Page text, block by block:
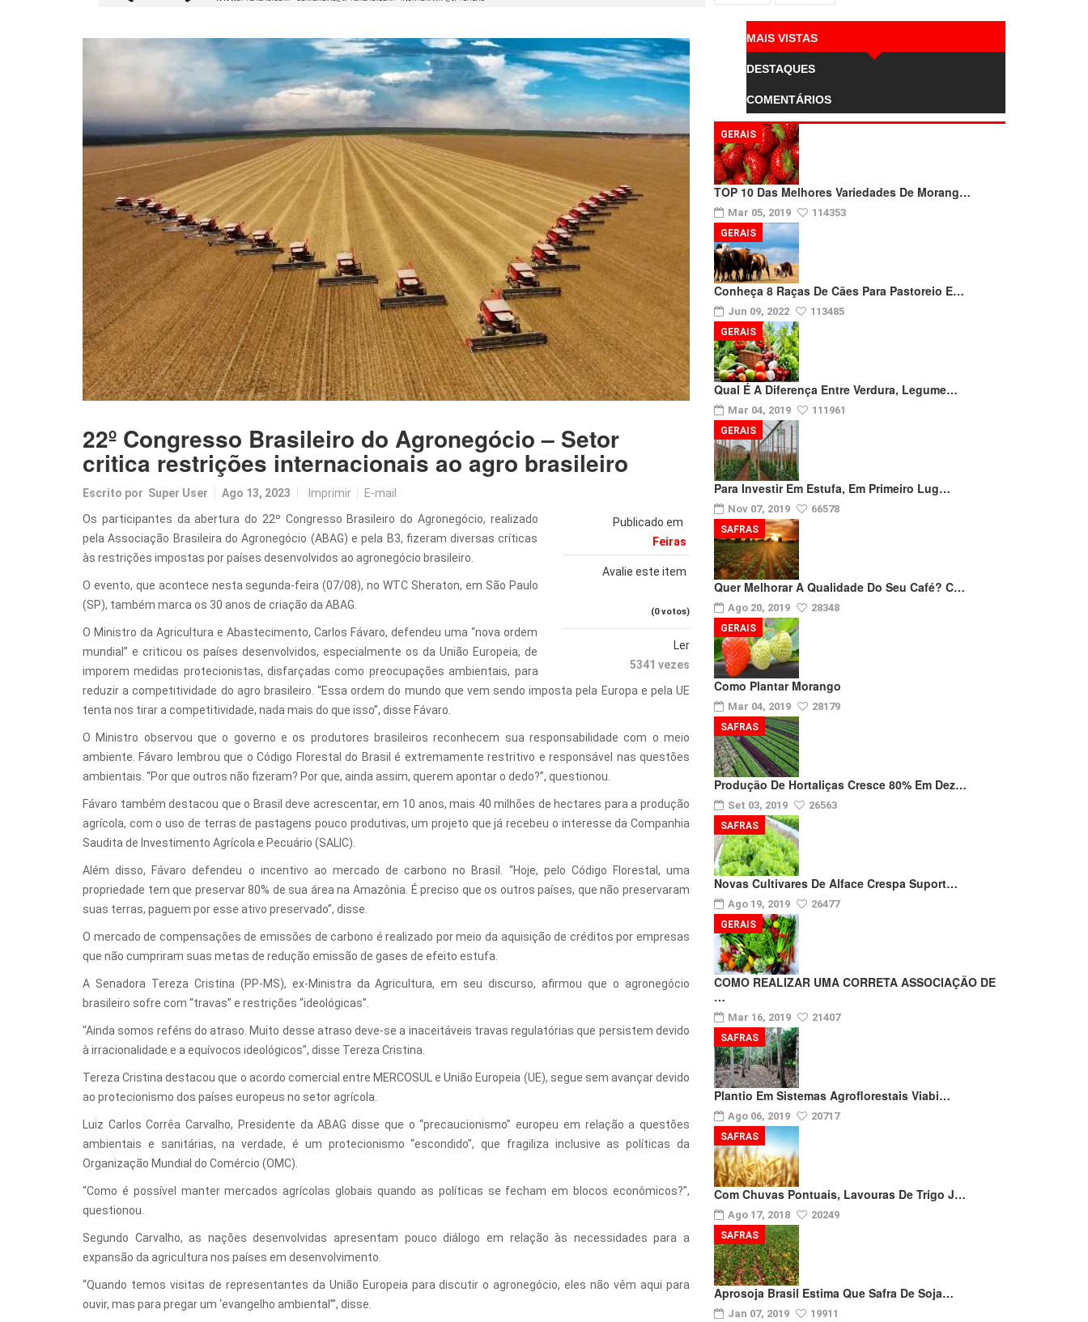
22º Congresso Brasileiro do Agronegócio – Setor
critica restrições internacionais ao agro brasileiro
Escrito por Super User Ago 13, 2023 Imprimir E-mail
Publicado em
Feiras
Avalie este item
(0 votos)
Ler
5341 vezes
Os participantes da abertura do 22º Congresso Brasileiro do Agronegócio, realizado
pela Associação Brasileira do Agronegócio (ABAG) e pela B3, fizeram diversas críticas
às restrições impostas por países desenvolvidos ao agronegócio brasileiro.
O evento, que acontece nesta segunda-feira (07/08), no WTC Sheraton, em São Paulo
(SP), também marca os 30 anos de criação da ABAG.
O Ministro da Agricultura e Abastecimento, Carlos Fávaro, defendeu uma “nova ordem
mundial” e criticou os países desenvolvidos, especialmente os da União Europeia, de
imporem medidas protecionistas, disfarçadas como preocupações ambientais, para
reduzir a competitividade do agro brasileiro. “Essa ordem do mundo que vem sendo imposta pela Europa e pela UE
tenta nos tirar a competitividade, nada mais do que isso”, disse Fávaro.
O Ministro observou que o governo e os produtores brasileiros reconhecem sua responsabilidade com o meio
ambiente. Fávaro lembrou que o Código Florestal do Brasil é extremamente restritivo e responsável nas questões
ambientais. “Por que outros não fizeram? Por que, ainda assim, querem apontar o dedo?”, questionou.
Fávaro também destacou que o Brasil deve acrescentar, em 10 anos, mais 40 milhões de hectares para a produção
agrícola, com o uso de terras de pastagens pouco produtivas, um projeto que já recebeu o interesse da Companhia
Saudita de Investimento Agrícola e Pecuário (SALIC).
Além disso, Fávaro defendeu o incentivo ao mercado de carbono no Brasil. “Hoje, pelo Código Florestal, uma
propriedade tem que preservar 80% de sua área na Amazônia. É preciso que os outros países, que não preservaram
suas terras, paguem por esse ativo preservado”, disse.
O mercado de compensações de emissões de carbono é realizado por meio da aquisição de créditos por empresas
que não cumpriram suas metas de redução emissão de gases de efeito estufa.
A Senadora Tereza Cristina (PP-MS), ex-Ministra da Agricultura, em seu discurso, afirmou que o agronegócio
brasileiro sofre com “travas” e restrições “ideológicas”.
“Ainda somos reféns do atraso. Muito desse atraso deve-se a inaceitáveis travas regulatórias que persistem devido
à irracionalidade e a equívocos ideológicos”, disse Tereza Cristina.
Tereza Cristina destacou que o acordo comercial entre MERCOSUL e União Europeia (UE), segue sem avançar devido
ao protecionismo dos países europeus no setor agrícola.
Luiz Carlos Corrêa Carvalho, Presidente da ABAG disse que o “precaucionismo” europeu em relação a questões
ambientais e sanitárias, na verdade, é um protecionismo “escondido”, que fragiliza inclusive as políticas da
Organização Mundial do Comércio (OMC).
“Como é possível manter mercados agrícolas globais quando as políticas se fecham em blocos econômicos?”,
questionou.
Segundo Carvalho, as nações desenvolvidas apresentam pouco diálogo em relação às necessidades para a
expansão da agricultura nos países em desenvolvimento.
“Quando temos visitas de representantes da União Europeia para discutir o agronegócio, eles não vêm aqui para
ouvir, mas para pregar um ‘evangelho ambiental’”, disse.
MAIS VISTAS
DESTAQUES
COMENTÁRIOS
TOP 10 Das Melhores Variedades De Morang…
Mar 05, 2019 114353
GERAIS
Conheça 8 Raças De Cães Para Pastoreio E…
Jun 09, 2022 113485
GERAIS
Qual É A Diferença Entre Verdura, Legume…
Mar 04, 2019 111961
GERAIS
Para Investir Em Estufa, Em Primeiro Lug…
Nov 07, 2019 66578
GERAIS
Quer Melhorar A Qualidade Do Seu Café? C…
Ago 20, 2019 28348
SAFRAS
Como Plantar Morango
Mar 04, 2019 28179
GERAIS
Produção De Hortaliças Cresce 80% Em Dez…
Set 03, 2019 26563
SAFRAS
Novas Cultivares De Alface Crespa Suport…
Ago 19, 2019 26477
SAFRAS
COMO REALIZAR UMA CORRETA ASSOCIAÇÃO DE
…
Mar 16, 2019 21407
GERAIS
Plantio Em Sistemas Agroflorestais Viabi…
Ago 06, 2019 20717
SAFRAS
Com Chuvas Pontuais, Lavouras De Trigo J…
Ago 17, 2018 20249
SAFRAS
Aprosoja Brasil Estima Que Safra De Soja…
Jan 07, 2019 19911
SAFRAS